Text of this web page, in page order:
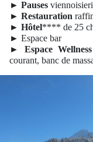
► Pauses
► Restauration
► Hôtel**** de 25
► Espace bar
► Espace Wellness
courant, banc de